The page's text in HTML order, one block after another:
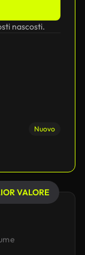
nascosti.
Nuovo
VALORE